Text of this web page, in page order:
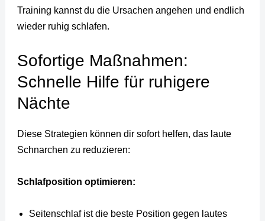
Training kannst du die Ursachen angehen und endlich
wieder ruhig schlafen.
Sofortige Maßnahmen:
Schnelle Hilfe für ruhigere
Nächte
Diese Strategien können dir sofort helfen, das laute
Schnarchen zu reduzieren:
Schlafposition optimieren:
Seitenschlaf ist die beste Position gegen lautes